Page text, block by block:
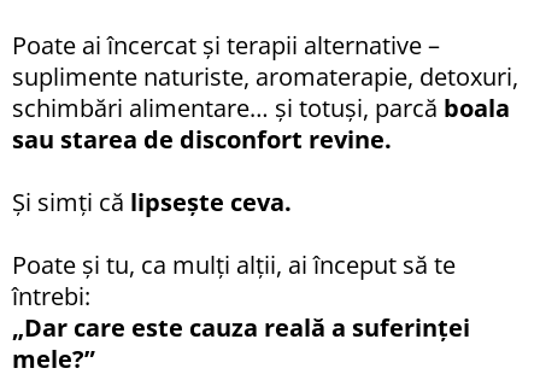
Poate ai încercat și terapii alternative –
suplimente naturiste, aromaterapie, detoxuri,
schimbări alimentare… și totuși, parcă boala
sau starea de disconfort revine.
Și simți că lipsește ceva.
Poate și tu, ca mulți alții, ai început să te
întrebi:
„Dar care este cauza reală a suferinței
mele?”